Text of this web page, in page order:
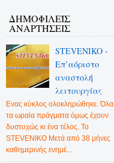
ΔΗΜΟΦΙΛΕΊΣ
ΑΝΑΡΤΉΣΕΙΣ
STEVENIKO -
Επ’αόριστο
αναστολή
λειτουργίας
Ενας κύκλος ολοκληρώθηκε. Όλα
τα ωραία πράγματα όμως έχουν
δυστυχώς κι ένα τέλος. Το
STEVENIKO Μετά από 38 μήνες
καθημερινής ενημέ...